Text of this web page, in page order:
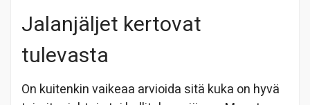
Jalanjäljet kertovat
tulevasta
On kuitenkin vaikeaa arvioida sitä kuka on hyvä